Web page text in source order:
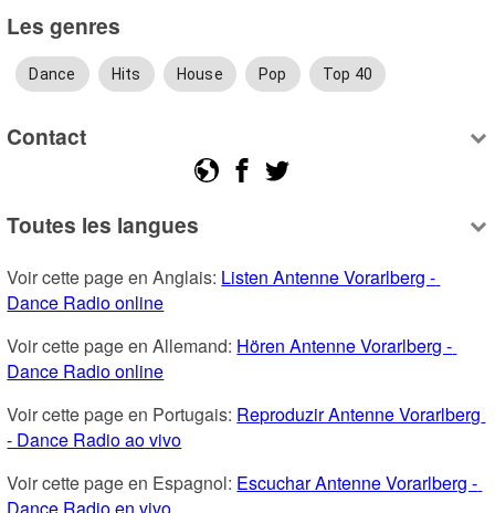
Les genres
Dance Hits House Pop Top 40
Contact
Toutes les langues
Voir cette page en Anglais: Listen Antenne Vorarlberg -
Dance Radio online
Voir cette page en Allemand: Hören Antenne Vorarlberg -
Dance Radio online
Voir cette page en Portugais: Reproduzir Antenne Vorarlberg
- Dance Radio ao vivo
Voir cette page en Espagnol: Escuchar Antenne Vorarlberg -
Dance Radio en vivo